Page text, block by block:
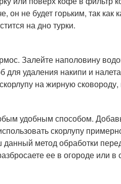
он не будет горьким, так как
на дно турки.
Залейте наполовину
для удаления накипи и
на жирную сковороду,
удобным способом.
скорлупу
метод обработки
ее в огороде или в